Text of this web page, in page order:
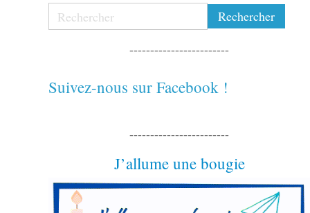
------------------------
Suivez-nous sur Facebook !
------------------------
J’allume une bougie